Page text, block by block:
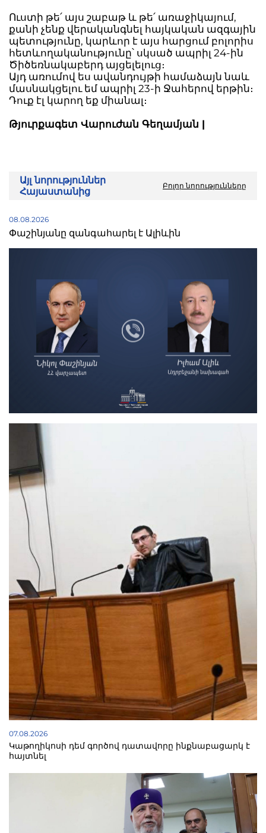
Ուստի թե՛ այս շաբաթ և թե՛ առաջիկայում,
քանի չենք վերականգնել հայկական ազգային
պետությունը, կարևոր է այս հարցում բոլորիս
հետևողականությունը՝ սկսած ապրիլ 24-ին
Ծիծեռնակաբերդ այցելելուց։
Այդ առումով ես ավանդույթի համաձայն նաև
մասնակցելու եմ ապրիլ 23-ի Ջահերով երթին։
Դուք էլ կարող եք միանալ։
Թյուրքագետ Վարուժան Գեղամյան |
Այլ նորություններ
Հայաստանից
Բոլոր նորությունները
08.08.2026
Փաշինյանը զանգահարել է Ալիևին
07.08.2026
Կաթողիկոսի դեմ գործով դատավորը ինքնաբացարկ է
հայտնել